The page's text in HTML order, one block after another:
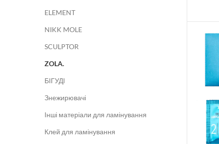
ELEMENT
NIKK MOLE
SCULPTOR
ZOLA.
БІГУДІ
Знежирювачі
Інші матеріали для ламінування
Клей для ламінування